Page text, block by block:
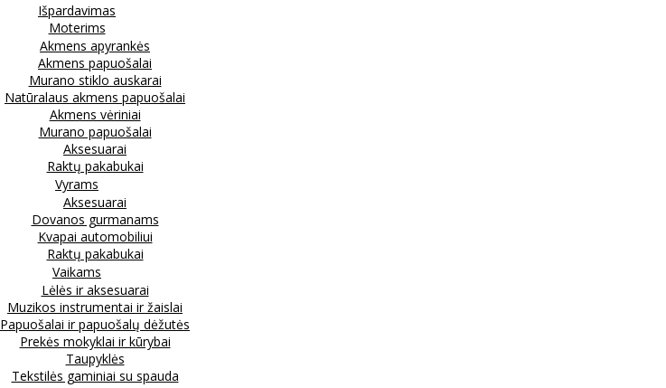
Išpardavimas
Moterims
Akmens apyrankės
Akmens papuošalai
Murano stiklo auskarai
Natūralaus akmens papuošalai
Akmens vėriniai
Murano papuošalai
Aksesuarai
Raktų pakabukai
Vyrams
Aksesuarai
Dovanos gurmanams
Kvapai automobiliui
Raktų pakabukai
Vaikams
Lėlės ir aksesuarai
Muzikos instrumentai ir žaislai
Papuošalai ir papuošalų dėžutės
Prekės mokyklai ir kūrybai
Taupyklės
Tekstilės gaminiai su spauda